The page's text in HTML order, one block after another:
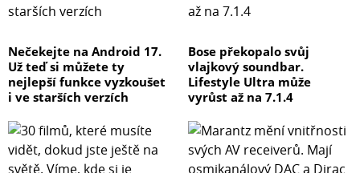
Nečekejte na Android 17.
Už teď si můžete ty
nejlepší funkce vyzkoušet
i ve starších verzích
Bose překopalo svůj
vlajkový soundbar.
Lifestyle Ultra může
vyrůst až na 7.1.4